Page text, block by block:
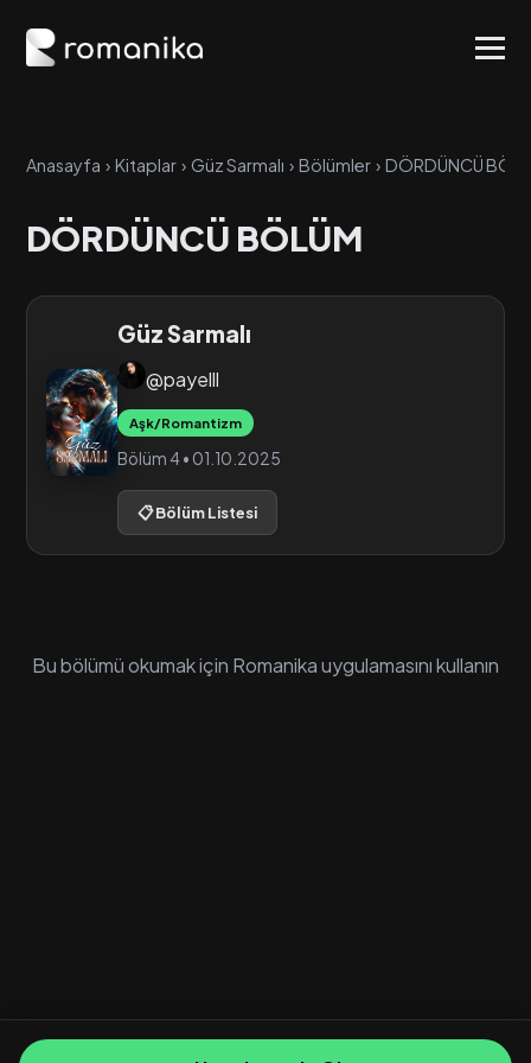
Anasayfa › Kitaplar › Güz Sarmalı › Bölümler › DÖRDÜNCÜ
DÖRDÜNCÜ BÖLÜM
Güz Sarmalı
@payelll
Aşk/Romantizm
Bölüm 4 • 01.10.2025
📋 Bölüm Listesi
Bu bölümü okumak için Romanika uygulamasını kullanın